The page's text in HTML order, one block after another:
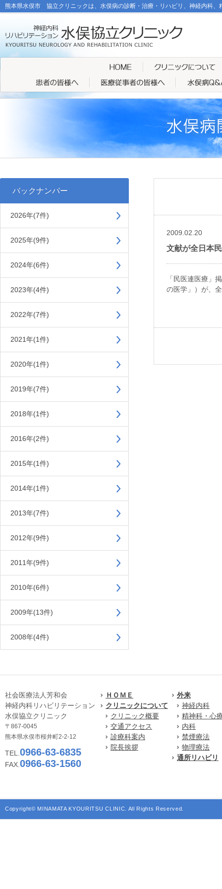
熊本県水俣市 協立クリニックは、水俣病の診断・治療・リハビリ、神経内科、
バックナンバー
2026年(7件)
2025年(9件)
2024年(6件)
2023年(4件)
2022年(7件)
2021年(1件)
2020年(1件)
2019年(7件)
2018年(1件)
2016年(2件)
2015年(1件)
2014年(1件)
2013年(7件)
2012年(9件)
2011年(9件)
2010年(6件)
2009年(13件)
2008年(4件)
2009.02.20
文献が全日本
「民医連医療」
の医学」）が、
社会医療法人芳和会
神経内科リハビリテーション
水俣協立クリニック
〒867-0045
熊本県水俣市桜井町2-2-12
TEL. 0966-63-6835
FAX. 0966-63-1560
ＨＯＭＥ
クリニックについて
クリニック概要
交通アクセス
診療科案内
院長挨拶
外来
神経内科
精神科・心
内科
禁煙療法
物理療法
通所リハビリ
Copyright© MINAMATA KYOURITSU CLINIC. All Rights Reserved.